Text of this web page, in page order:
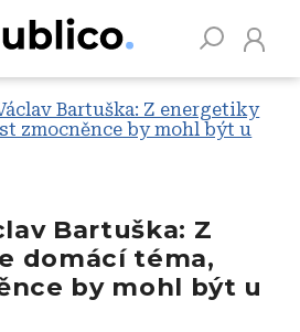
Bartuška: Z energetiky
zmocněnce by mohl být u
Bartuška: Z
domácí téma,
by mohl být u
Publiku